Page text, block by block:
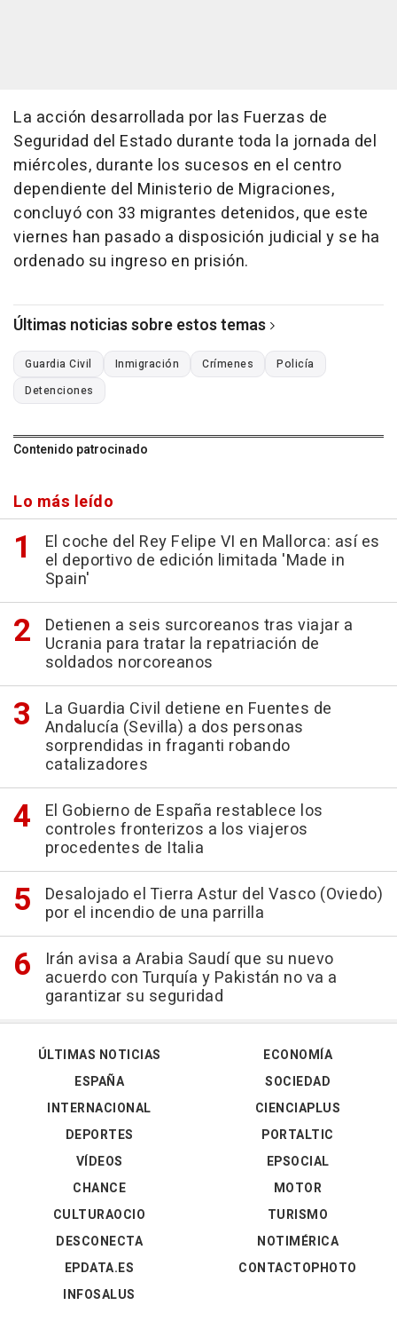
La acción desarrollada por las Fuerzas de
Seguridad del Estado durante toda la jornada del
miércoles, durante los sucesos en el centro
dependiente del Ministerio de Migraciones,
concluyó con 33 migrantes detenidos, que este
viernes han pasado a disposición judicial y se ha
ordenado su ingreso en prisión.
Últimas noticias sobre estos temas
Guardia Civil Inmigración Crímenes
Policía
Detenciones
Contenido patrocinado
Lo más leído
El coche del Rey Felipe VI en Mallorca: así es
el deportivo de edición limitada 'Made in
Spain'
Detienen a seis surcoreanos tras viajar a
Ucrania para tratar la repatriación de
soldados norcoreanos
La Guardia Civil detiene en Fuentes de
Andalucía (Sevilla) a dos personas
sorprendidas in fraganti robando
catalizadores
El Gobierno de España restablece los
controles fronterizos a los viajeros
procedentes de Italia
Desalojado el Tierra Astur del Vasco (Oviedo)
por el incendio de una parrilla
Irán avisa a Arabia Saudí que su nuevo
acuerdo con Turquía y Pakistán no va a
garantizar su seguridad
ÚLTIMAS NOTICIAS
ESPAÑA
INTERNACIONAL
DEPORTES
VÍDEOS
ECONOMÍA
SOCIEDAD
CIENCIAPLUS
PORTALTIC
EPSOCIAL
CHANCE
CULTURAOCIO
DESCONECTA
EPDATA.ES
INFOSALUS
MOTOR
TURISMO
NOTIMÉRICA
CONTACTOPHOTO